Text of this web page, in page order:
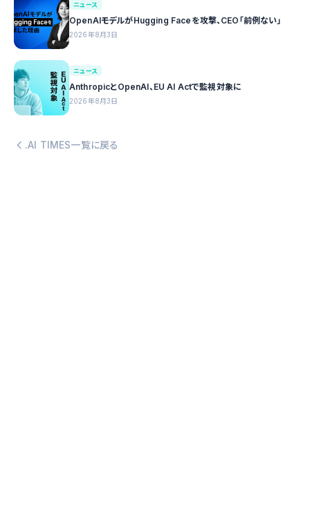
ニュース
OpenAIモデルがHugging Faceを攻撃、CEO「前例ない」
2026年8月3日
ニュース
AnthropicとOpenAI、EU AI Actで監視対象に
2026年8月3日
.AI TIMES一覧に戻る